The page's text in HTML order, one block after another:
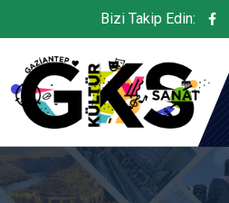
Bizi Takip Edin: